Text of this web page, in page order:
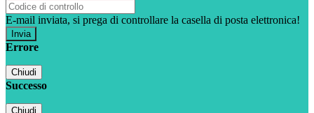
E-mail inviata, si prega di controllare la casella di posta elettronica!
Errore
Chiudi
Successo
Chiudi